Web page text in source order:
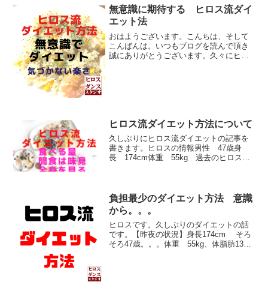
ンスの競技会を引退して太ってしまう
こ...
無意識に期待する ヒロス流ダイ
エット法
おはようございます。こんちは、そして
こんばんは。いつもブログを読んで頂き
誠にありがとうございます。久々にヒロ
ヒロス流ダイエット方法について
久しぶりにヒロス流ダイエットの記事を
書きます。ヒロスの情報男性 47歳身
長 174cm体重 55kg 過去のヒロス流
え方◆実際やって...
負担最少のダイエット方法 意識
から。。。
ヒロスです。久しぶりのダイエットの話
です。【昨夜の状況】身長174cm そろ
そろ47歳。。。体重 55kg、体脂肪13％